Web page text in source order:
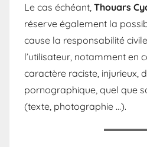
Le cas échéant, Thouars
réserve également la
cause la responsabilité
l’utilisateur, notamment en
caractère raciste, injurieux,
pornographique, quel que
(texte, photographie …).